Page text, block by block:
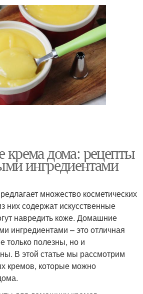
крема дома: рецепты
ингредиентами
множество косметических
них содержат искусственные
навредить коже. Домашние
ингредиентами – это отличная
только полезны, но и
В этой статье мы рассмотрим
кремов, которые можно